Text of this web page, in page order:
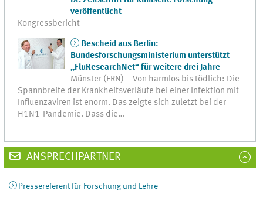
veröffentlicht
Kongressbericht
Bescheid aus Berlin:
Bundesforschungsministerium unterstützt
„FluResearchNet“ für weitere drei Jahre
Münster (FRN) – Von harmlos bis tödlich: Die
Spannbreite der Krankheitsverläufe bei einer Infektion mit
Influenzaviren ist enorm. Das zeigte sich zuletzt bei der
H1N1-Pandemie. Dass die…
ANSPRECHPARTNER
Pressereferent für Forschung und Lehre